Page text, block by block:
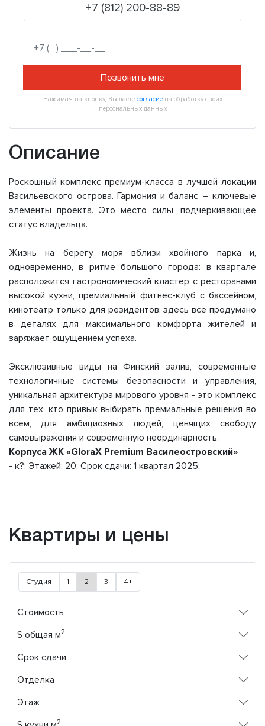
+7 (812) 200-88-89
Позвонить мне
Нажимая на кнопку, Вы даете согласиена обработку своих
персональных данных
Описание
Роскошный комплекс премиум-класса в лучшей локации
Васильевского острова. Гармония и баланс – ключевые
элементы проекта. Это место силы, подчеркивающее
статус владельца.
Жизнь на берегу моря вблизи хвойного парка и,
одновременно, в ритме большого города: в квартале
расположится гастрономический кластер с ресторанами
высокой кухни, премиальный фитнес-клуб с бассейном,
кинотеатр только для резидентов: здесь все продумано
в деталях для максимального комфорта жителей и
заряжает ощущением успеха.
Эксклюзивные виды на Финский залив, современные
технологичные системы безопасности и управления,
уникальная архитектура мирового уровня - это комплекс
для тех, кто привык выбирать премиальные решения во
всем, для амбициозных людей, ценящих свободу
самовыражения и современную неординарность.
Корпуса ЖК «GloraX Premium Василеостровский»
- к?; Этажей: 20; Срок сдачи: 1 квартал 2025;
Квартиры и цены
Студия 1 2 3 4+
Стоимость
S общая м2
Срок сдачи
Отделка
Этаж
2